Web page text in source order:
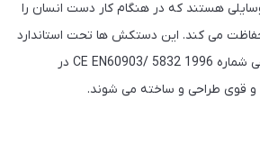
هستند که در هنگام کار دست انسان را
می کند. این دستکش ها تحت استاندارد
IEC903 و نیز AFAQ گواهی شماره CE EN60903/ 5832 1996 در
قوی طراحی و ساخته می شوند.